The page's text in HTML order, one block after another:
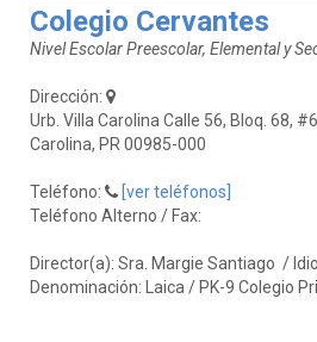
Colegio Cervantes
Nivel Escolar Preescolar, Elemental y
Dirección:
Urb. Villa Carolina Calle 56, Bloq. 68,
Carolina, PR 00985-000
Teléfono:
[ver teléfonos]
Teléfono Alterno / Fax:
Director(a): Sra. Margie Santiago /
Denominación: Laica / PK-9 Colegio